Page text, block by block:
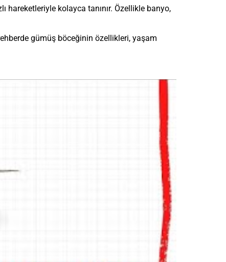
hareketleriyle kolayca tanınır. Özellikle banyo,
gümüş böceğinin özellikleri, yaşam